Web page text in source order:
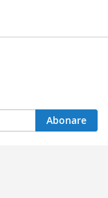
Abonare